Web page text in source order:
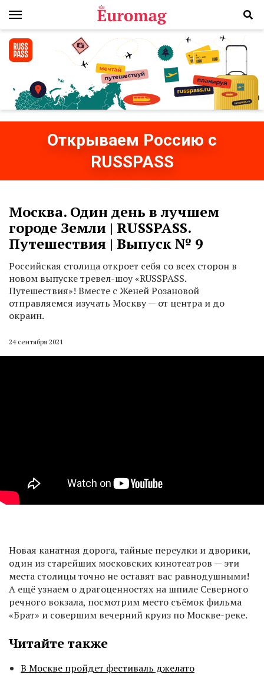
Открываем Россию с
RUSSPASS
Москва. Один день в лучшем
городе Земли ​| RUSSPASS.
Путешествия | Выпуск № 9
Российская столица откроет себя со всех сторон в
новом выпуске тревел-шоу «RUSSPASS.
Путешествия»! Вместе с Женей Розановой
отправляемся изучать Москву — от центра и до
окраин.
24 сентября 2021
Новая канатная дорога, тайные переулки и дворики,
один из старейших московских кинотеатров — эти
места столицы точно не оставят вас равнодушными!
А ещё узнаем о драгоценностях на шпиле Северного
речного вокзала, посмотрим место съёмок фильма
«Брат» и совершим вечерний круиз по Москве-реке.
Читайте также
В Москве пройдет фестиваль джелато